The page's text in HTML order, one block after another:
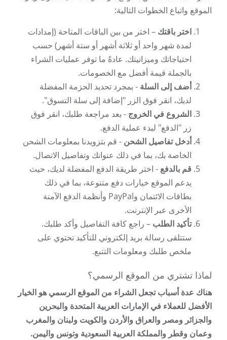
الموقع واتباع الخطوات التالية:
اختر باقتك – اختر من بين الباقات المتاحة (إمدادات
لمدة شهر واحد أو ثلاثة أشهر أو ستة أشهر) حسب
احتياجاتك وميزانيتك. عادةً ما توفر عمليات الشراء
بالجملة قيمة أفضل مع الخصومات.
أضف إلى السلة - بمجرد تحديد الحزمة المفضلة
لديك، انقر فوق الزر "إضافة إلى سلة التسوق".
الشروع في الخروج - بعد مراجعة طلبك، انقر فوق
زر "الدفع" لبدء عملية الدفع.
أدخل تفاصيل الشحن - قم بتزويدنا بمعلومات الشحن
الخاصة بك، بما في ذلك عنوانك وتفاصيل الاتصال.
قم بالدفع - اختر طريقة الدفع المفضلة لديك، حيث
يدعم الموقع خيارات دفع متنوعة، بما في ذلك
بطاقات الائتمان وPayPal وأنظمة الدفع الآمنة
الأخرى عبر الإنترنت.
تأكيد الطلب – راجع كافة التفاصيل وأكد طلبك.
ستتلقى رسالة بريد إلكتروني للتأكيد تحتوي على
ملخص طلبك ومعلومات التتبع.
لماذا تشتري من الموقع الرسمي؟
هناك عدة أسباب تجعل الشراء من الموقع الرسمي هو الخيار
الأفضل للعملاء في الإمارات العربية المتحدة والبحرين
والجزائر ومصر والعراق والأردن والكويت ولبنان والمغرب
وعمان وقطر والمملكة العربية السعودية وتونس واليمن.